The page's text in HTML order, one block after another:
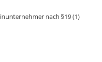
nach §19 (1)